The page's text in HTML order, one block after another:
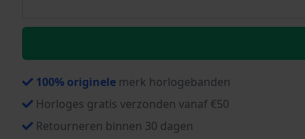
100% originele merk horlogebanden
Horloges gratis verzonden vanaf €50
Retourneren binnen 30 dagen